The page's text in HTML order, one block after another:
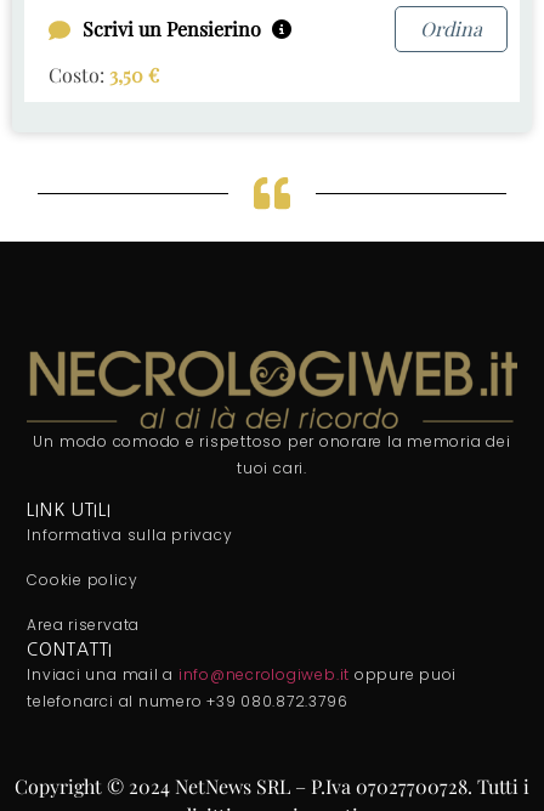
Scrivi un Pensierino
Ordina
Costo: 3,50€
Un modo comodo e rispettoso per onorare la memoria dei
tuoi cari.
LINK UTILI
Informativa sulla privacy
Cookie policy
Area riservata
CONTATTI
Inviaci una mail a info@necrologiweb.it oppure puoi
telefonarci al numero +39 080.872.3796
Copyright © 2024 NetNews SRL – P.Iva 07027700728. Tutti i